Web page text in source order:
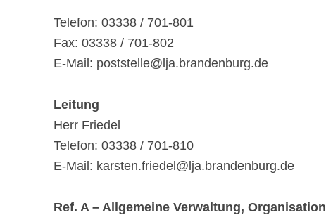
Telefon: 03338 / 701-801
Fax: 03338 / 701-802
E-Mail: poststelle@lja.brandenburg.de
Leitung
Herr Friedel
Telefon: 03338 / 701-810
E-Mail: karsten.friedel@lja.brandenburg.de
Ref. A – Allgemeine Verwaltung, Organisation